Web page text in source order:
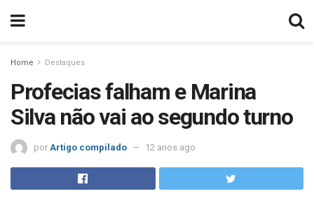
Home Destaques
Profecias falham e Marina
Silva não vai ao segundo turno
por Artigo compilado 12 anos ago